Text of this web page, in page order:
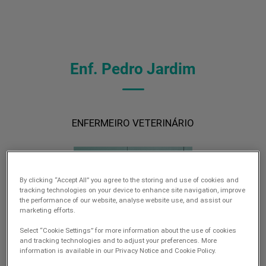
Enf. Pedro Jardim
ENFERMEIRO VETERINÁRIO
By clicking “Accept All” you agree to the storing and use of cookies and
tracking technologies on your device to enhance site navigation, improve
the performance of our website, analyse website use, and assist our
marketing efforts.
Select “Cookie Settings” for more information about the use of cookies
and tracking technologies and to adjust your preferences. More
information is available in our Privacy Notice and Cookie Policy.